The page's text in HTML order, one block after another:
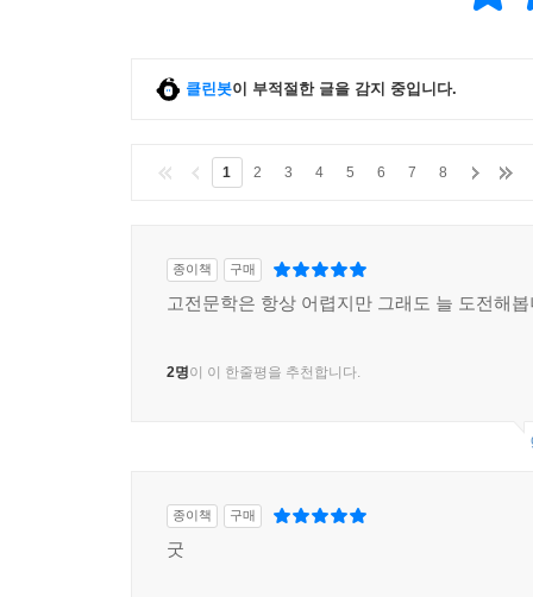
클린봇이 부적절한 글을 감지 중입니다.
1 2 3 4 5 6 7 8
종이책 구매
고전문학은 항상 어렵지만 그래도 늘 도전해
2명이 이 한줄평을 추천합니다.
종이책 구매
굿